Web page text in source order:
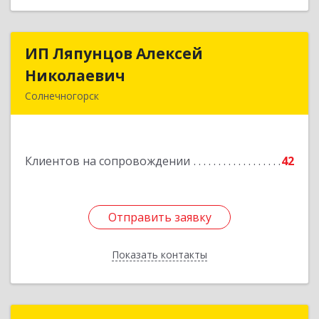
ИП Ляпунцов Алексей
Николаевич
Солнечногорск
Клиентов на сопровождении 42
Отправить заявку
Показать контакты
ИП Ляпунцов Алексей
Отправить заявку
Назад